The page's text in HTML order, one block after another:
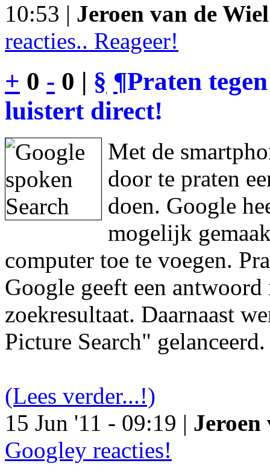
10:53 | Jeroen van de Wiel
reacties.. Reageer!
+ 0 - 0 | § ¶Praten
luistert direct!
Met de
door te praten
doen. Google
mogelijk
computer toe te voegen.
Google geeft een
zoekresultaat. Daarnaast
Picture Search" gelanceerd.
(Lees verder...!)
15 Jun '11 - 09:19 | Jeroen
Googley reacties!